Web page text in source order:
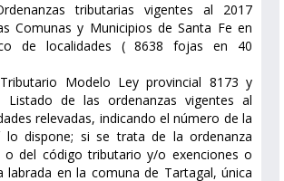
tributarias vigentes al 2017
Comunas y Municipios de Santa Fe en
de localidades ( 8638 fojas en 40
Modelo Ley provincial 8173 y
Listado de las ordenanzas vigentes al
relevadas, indicando el número de la
lo dispone; si se trata de la ordenanza
o del código tributario y/o exenciones o
labrada en la comuna de Tartagal, única